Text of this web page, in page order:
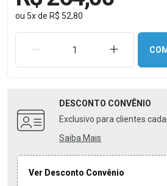
ou 5xde R$ 52,80
REMOVER UMA UNIDADEAUMENTAR
DESCONTO CONVÊNIO
Exclusivo para clientes
Saiba Mais
Ver Desconto Convênio